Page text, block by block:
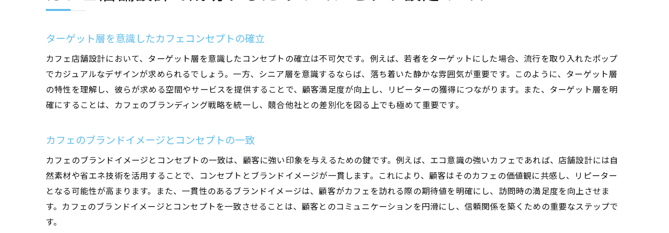
素材選びで演出するカフェの雰囲気
照明デザインでカフェの雰囲気を高める
空間に広がりを持たせるインテリアアレンジ
季節ごとのディスプレイ変化で魅力を保つ
デザインを引き立てる小物や装飾品の活用
顧客動線を考慮したレイアウトの基本
スムーズな動線で顧客の滞在時間を最適化
混雑を防ぐ動線設計のテクニック
スタッフ動線と顧客動線のバランス
動線シミュレーションで問題点を発見
ターゲット層を意識したカフェコンセプトの確立
カフェ店舗設計において、ターゲット層を意識したコンセプトの確立は不可欠です。例えば、若者をターゲットにした場合、流行を取り入れたポップ
でカジュアルなデザインが求められるでしょう。一方、シニア層を意識するならば、落ち着いた静かな雰囲気が重要です。このように、ターゲット層
の特性を理解し、彼らが求める空間やサービスを提供することで、顧客満足度が向上し、リピーターの獲得につながります。また、ターゲット層を明
確にすることは、カフェのブランディング戦略を統一し、競合他社との差別化を図る上でも極めて重要です。
カフェのブランドイメージとコンセプトの一致
カフェのブランドイメージとコンセプトの一致は、顧客に強い印象を与えるための鍵です。例えば、エコ意識の強いカフェであれば、店舗設計には自
然素材や省エネ技術を活用することで、コンセプトとブランドイメージが一貫します。これにより、顧客はそのカフェの価値観に共感し、リピーター
となる可能性が高まります。また、一貫性のあるブランドイメージは、顧客がカフェを訪れる際の期待値を明確にし、訪問時の満足度を向上させま
す。カフェのブランドイメージとコンセプトを一致させることは、顧客とのコミュニケーションを円滑にし、信頼関係を築くための重要なステップで
す。